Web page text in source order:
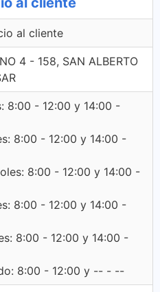
al cliente
4 - 158, SAN ALBERTO
8:00 - 12:00 y 14:00 -
8:00 - 12:00 y 14:00 -
8:00 - 12:00 y 14:00 -
8:00 - 12:00 y 14:00 -
8:00 - 12:00 y 14:00 -
8:00 - 12:00 y -- - --